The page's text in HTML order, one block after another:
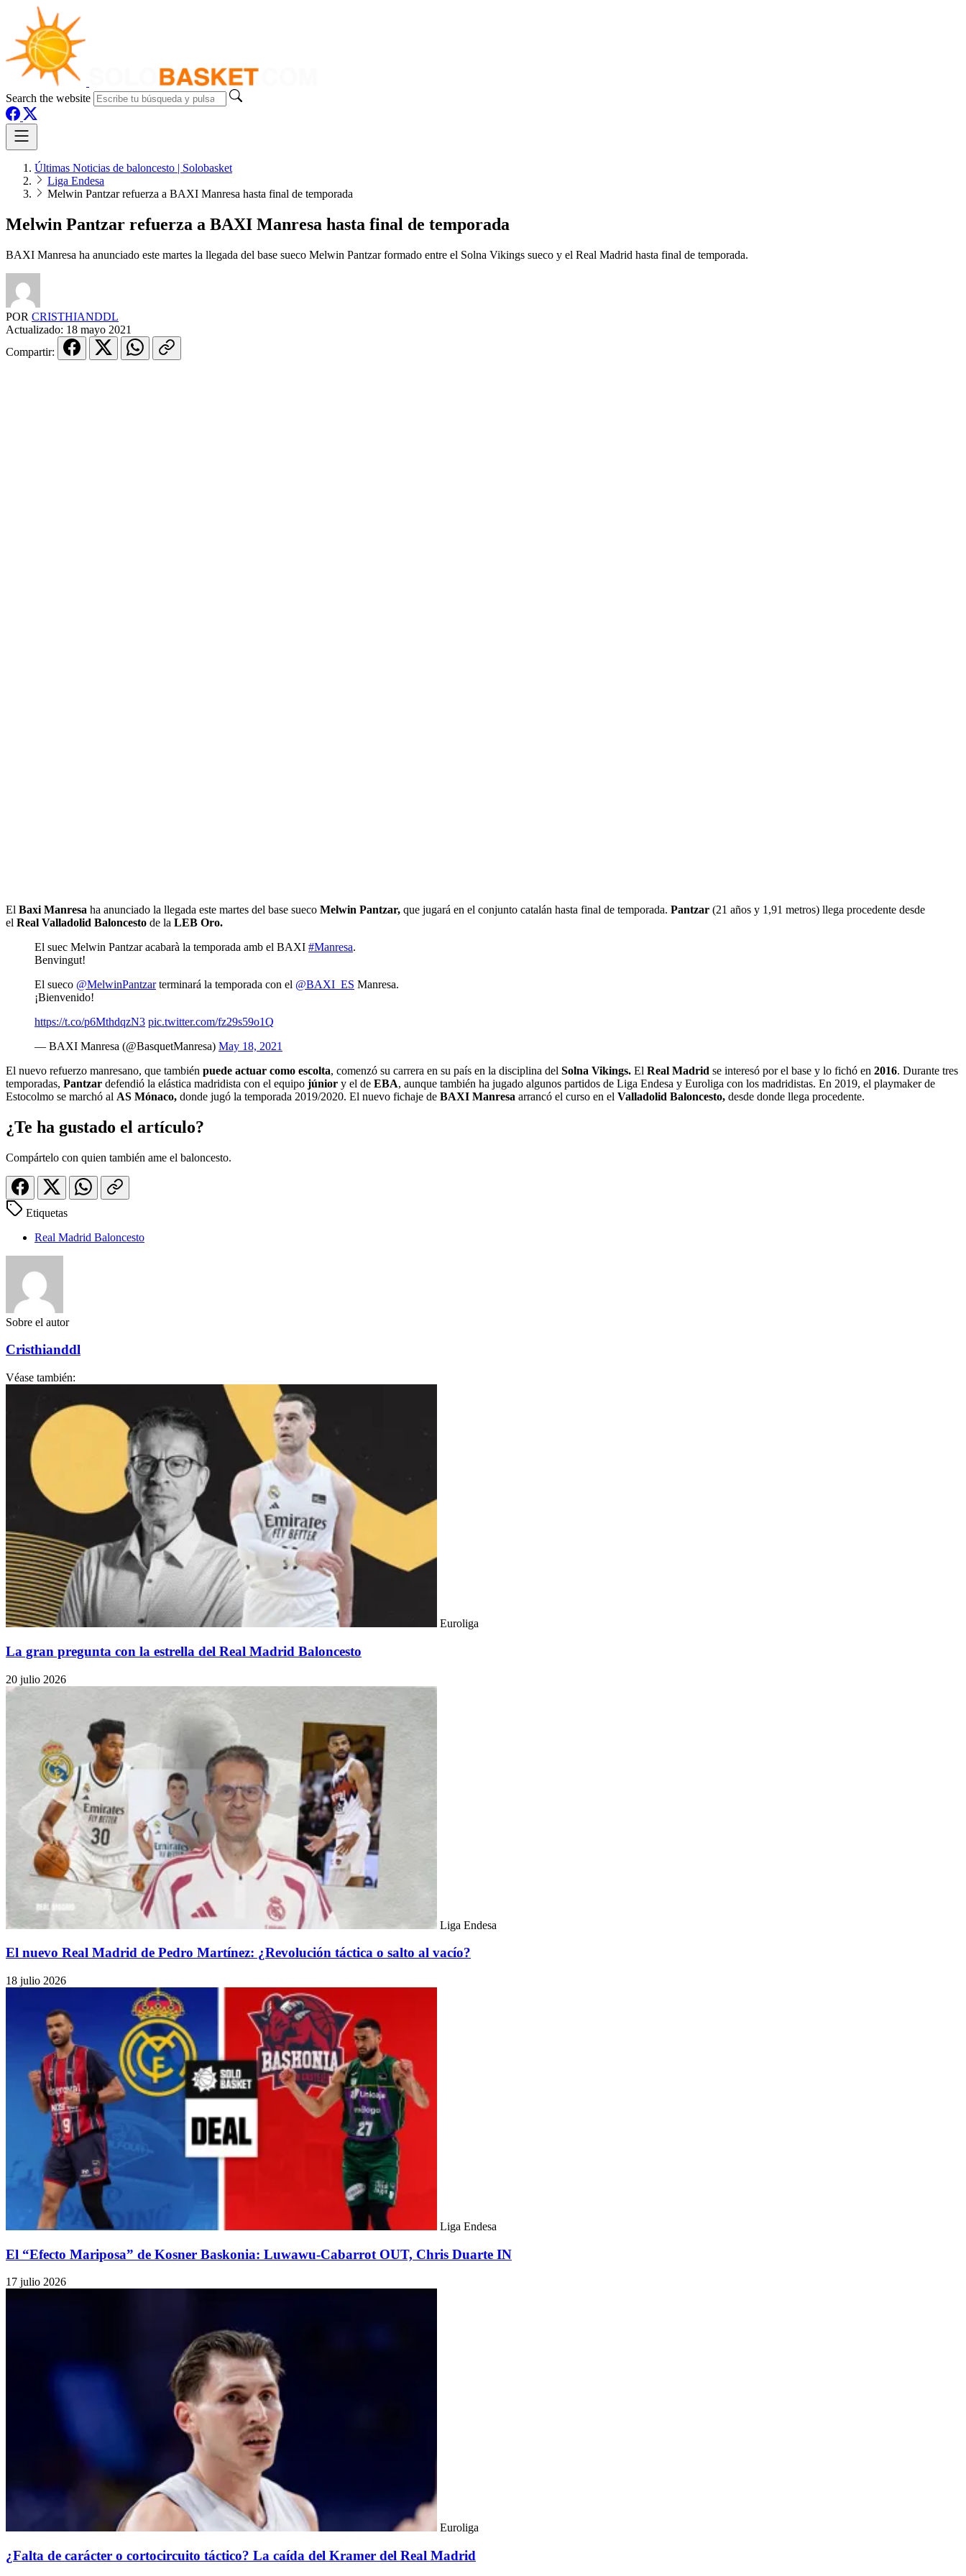
Search the website
Últimas Noticias de baloncesto | Solobasket
Liga Endesa
Melwin Pantzar refuerza a BAXI Manresa hasta final de temporada
Melwin Pantzar refuerza a BAXI Manresa hasta final de temporada
BAXI Manresa ha anunciado este martes la llegada del base sueco Melwin Pantzar formado entre el Solna Vikings sueco y el Real Madrid hasta final de temporada.
POR CRISTHIANDDL
Actualizado: 18 mayo 2021
Compartir:
El Baxi Manresa ha anunciado la llegada este martes del base sueco Melwin Pantzar, que jugará en el conjunto catalán hasta final de temporada. Pantzar (21 años y 1,91 metros) llega procedente desde
el Real Valladolid Baloncesto de la LEB Oro.
El suec Melwin Pantzar acabarà la temporada amb el BAXI #Manresa.
Benvingut!
El sueco @MelwinPantzarterminará la temporada con el @BAXI_ES Manresa.
¡Bienvenido!
https://t.co/p6MthdqzN3 pic.twitter.com/fz29s59o1Q
— BAXI Manresa (@BasquetManresa) May 18, 2021
El nuevo refuerzo manresano, que también puede actuar como escolta, comenzó su carrera en su país en la disciplina del Solna Vikings. El Real Madrid se interesó por el base y lo fichó en 2016. Durante tres
temporadas, Pantzar defendió la elástica madridista con el equipo júnior y el de EBA, aunque también ha jugado algunos partidos de Liga Endesa y Euroliga con los madridistas. En 2019, el playmaker de
Estocolmo se marchó al AS Mónaco, donde jugó la temporada 2019/2020. El nuevo fichaje de BAXI Manresa arrancó el curso en el Valladolid Baloncesto, desde donde llega procedente.
¿Te ha gustado el artículo?
Compártelo con quien también ame el baloncesto.
Etiquetas
Real Madrid Baloncesto
Sobre el autor
Cristhianddl
Véase también:
Euroliga
La gran pregunta con la estrella del Real Madrid Baloncesto
20 julio 2026
Liga Endesa
El nuevo Real Madrid de Pedro Martínez: ¿Revolución táctica o salto al vacío?
18 julio 2026
Liga Endesa
El “Efecto Mariposa” de Kosner Baskonia: Luwawu-Cabarrot OUT, Chris Duarte IN
17 julio 2026
Euroliga
¿Falta de carácter o cortocircuito táctico? La caída del Kramer del Real Madrid